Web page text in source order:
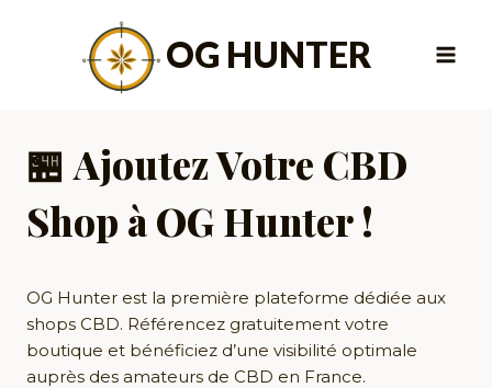
OG HUNTER
🏪 Ajoutez Votre CBD
Shop à OG Hunter !
OG Hunter est la première plateforme dédiée aux
shops CBD. Référencez gratuitement votre
boutique et bénéficiez d’une visibilité optimale
auprès des amateurs de CBD en France.